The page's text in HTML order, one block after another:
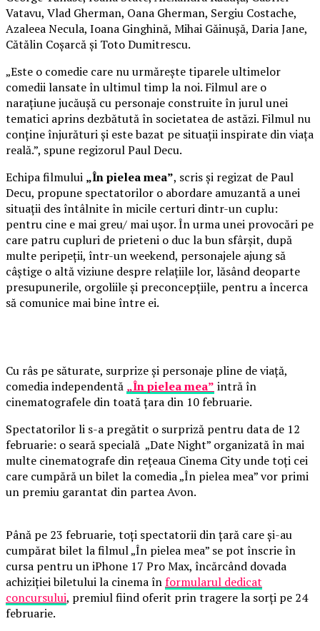
Vatavu, Vlad Gherman, Oana Gherman, Sergiu Costache,
Azaleea Necula, Ioana Ginghină, Mihai Găinușă, Daria Jane,
Cătălin Coșarcă și Toto Dumitrescu.
„Este o comedie care nu urmărește tiparele ultimelor
comedii lansate în ultimul timp la noi. Filmul are o
narațiune jucăușă cu personaje construite în jurul unei
tematici aprins dezbătută în societatea de astăzi. Filmul nu
conține înjurături și este bazat pe situații inspirate din viața
reală.”, spune regizorul Paul Decu.
Echipa filmului „În pielea mea”, scris și regizat de Paul
Decu, propune spectatorilor o abordare amuzantă a unei
situații des întâlnite în micile certuri dintr-un cuplu:
pentru cine e mai greu/ mai ușor. În urma unei provocări pe
care patru cupluri de prieteni o duc la bun sfârșit, după
multe peripeții, într-un weekend, personajele ajung să
câștige o altă viziune despre relațiile lor, lăsând deoparte
presupunerile, orgoliile și preconcepțiile, pentru a încerca
să comunice mai bine între ei.
Cu râs pe săturate, surprize și personaje pline de viață,
comedia independentă „În pielea mea” intră în
cinematografele din toată țara din 10 februarie.
Spectatorilor li s-a pregătit o surpriză pentru data de 12
februarie: o seară specială „Date Night” organizată în mai
multe cinematografe din rețeaua Cinema City unde toți cei
care cumpără un bilet la comedia „În pielea mea” vor primi
un premiu garantat din partea Avon.
Până pe 23 februarie, toți spectatorii din țară care și-au
cumpărat bilet la filmul „În pielea mea” se pot înscrie în
cursa pentru un iPhone 17 Pro Max, încărcând dovada
achiziției biletului la cinema înformularul dedicat
concursului, premiul fiind oferit prin tragere la sorți pe 24
februarie.